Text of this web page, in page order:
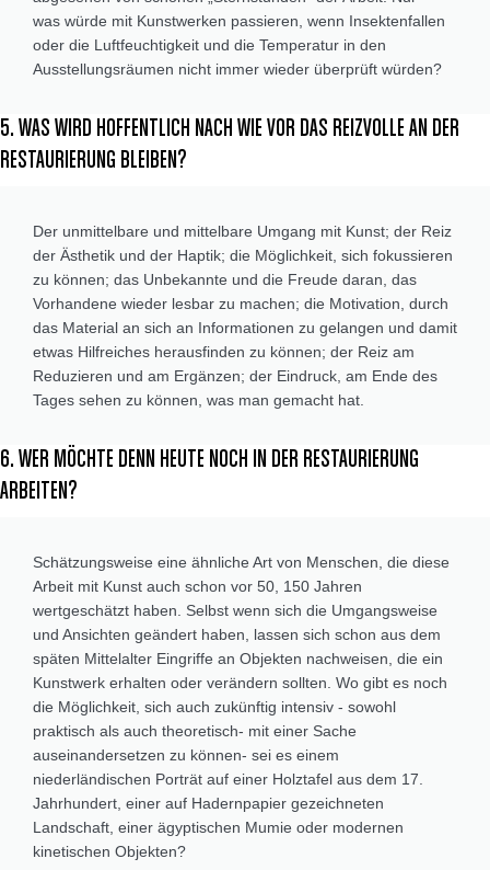
was würde mit Kunstwerken passieren, wenn Insektenfallen
oder die Luftfeuchtigkeit und die Temperatur in den
Ausstellungsräumen nicht immer wieder überprüft würden?
5. WAS WIRD HOFFENTLICH NACH WIE VOR DAS REIZVOLLE AN DER
RESTAURIERUNG BLEIBEN?
Der unmittelbare und mittelbare Umgang mit Kunst; der Reiz
der Ästhetik und der Haptik; die Möglichkeit, sich fokussieren
zu können; das Unbekannte und die Freude daran, das
Vorhandene wieder lesbar zu machen; die Motivation, durch
das Material an sich an Informationen zu gelangen und damit
etwas Hilfreiches herausfinden zu können; der Reiz am
Reduzieren und am Ergänzen; der Eindruck, am Ende des
Tages sehen zu können, was man gemacht hat.
6. WER MÖCHTE DENN HEUTE NOCH IN DER RESTAURIERUNG
ARBEITEN?
Schätzungsweise eine ähnliche Art von Menschen, die diese
Arbeit mit Kunst auch schon vor 50, 150 Jahren
wertgeschätzt haben. Selbst wenn sich die Umgangsweise
und Ansichten geändert haben, lassen sich schon aus dem
späten Mittelalter Eingriffe an Objekten nachweisen, die ein
Kunstwerk erhalten oder verändern sollten. Wo gibt es noch
die Möglichkeit, sich auch zukünftig intensiv - sowohl
praktisch als auch theoretisch- mit einer Sache
auseinandersetzen zu können- sei es einem
niederländischen Porträt auf einer Holztafel aus dem 17.
Jahrhundert, einer auf Hadernpapier gezeichneten
Landschaft, einer ägyptischen Mumie oder modernen
kinetischen Objekten?